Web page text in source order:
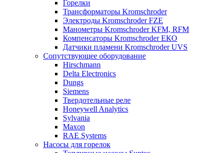
Горелки
Трансформаторы Kromschroder
Электроды Kromschroder FZE
Манометры Kromschroder KFM, RFM
Компенсаторы Kromschroder ЕКО
Датчики пламени Kromschroder UVS
Сопутствующее оборудование
Hirschmann
Delta Electronics
Dungs
Siemens
Твердотельные реле
Honeywell Analytics
Sylvania
Maxon
RAE Systems
Насосы для горелок